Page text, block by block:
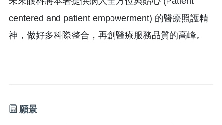
centered and patient empowerment) 的醫療照護精
神，做好多科際整合，再創醫療服務品質的高峰。
願景